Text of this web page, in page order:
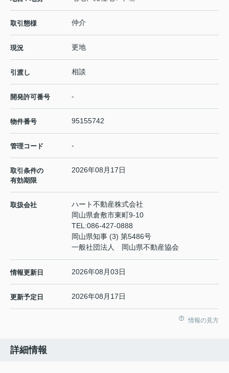
取引態様 仲介
現況 更地
引渡し 相談
開発許可番号 -
物件番号 95155742
管理コード -
取引条件の
有効期限
2026年08月17日
取扱会社
ハート不動産株式会社
岡山県倉敷市東町9-10
TEL:086-427-0888
岡山県知事 (3) 第5486号
一般社団法人 岡山県不動産協会
情報更新日 2026年08月03日
更新予定日 2026年08月17日
情報の見方
詳細情報